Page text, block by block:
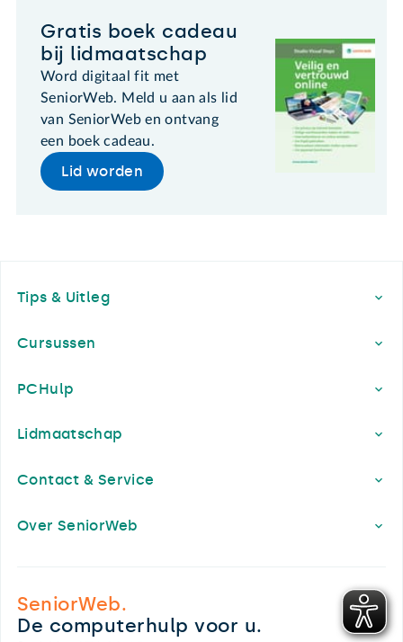
Gratis boek cadeau
bij lidmaatschap
Word digitaal fit met
SeniorWeb. Meld u aan als lid
van SeniorWeb en ontvang
een boek cadeau.
Lid worden
Tips & Uitleg
Cursussen
PCHulp
Lidmaatschap
Contact & Service
Over SeniorWeb
SeniorWeb.
De computerhulp voor u.